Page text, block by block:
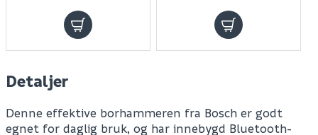
Detaljer
Denne effektive borhammeren fra Bosch er godt
egnet for daglig bruk, og har innebygd Bluetooth-